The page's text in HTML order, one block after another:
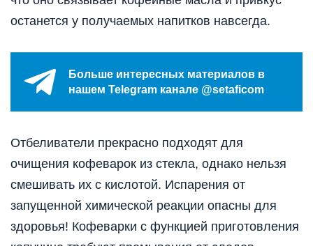
останется у получаемых напитков навсегда.
Больше интересных материалов в
нашем Telegram канале @setaficom
Отбеливатели прекрасно подходят для
очищения кофеварок из стекла, однако нельзя
смешивать их с кислотой. Испарения от
запущенной химической реакции опасны для
здоровья! Кофеварки с функцией приготовления